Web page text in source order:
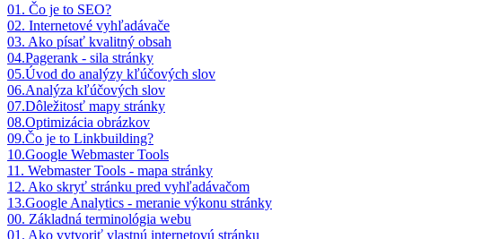
01. Čo je to SEO?
02. Internetové vyhľadávače
03. Ako písať kvalitný obsah
04.Pagerank - sila stránky
05.Úvod do analýzy kľúčových slov
06.Analýza kľúčových slov
07.Dôležitosť mapy stránky
08.Optimizácia obrázkov
09.Čo je to Linkbuilding?
10.Google Webmaster Tools
11. Webmaster Tools - mapa stránky
12. Ako skryť stránku pred vyhľadávačom
13.Google Analytics - meranie výkonu stránky
00. Základná terminológia webu
01. Ako vytvoriť vlastnú internetovú stránku